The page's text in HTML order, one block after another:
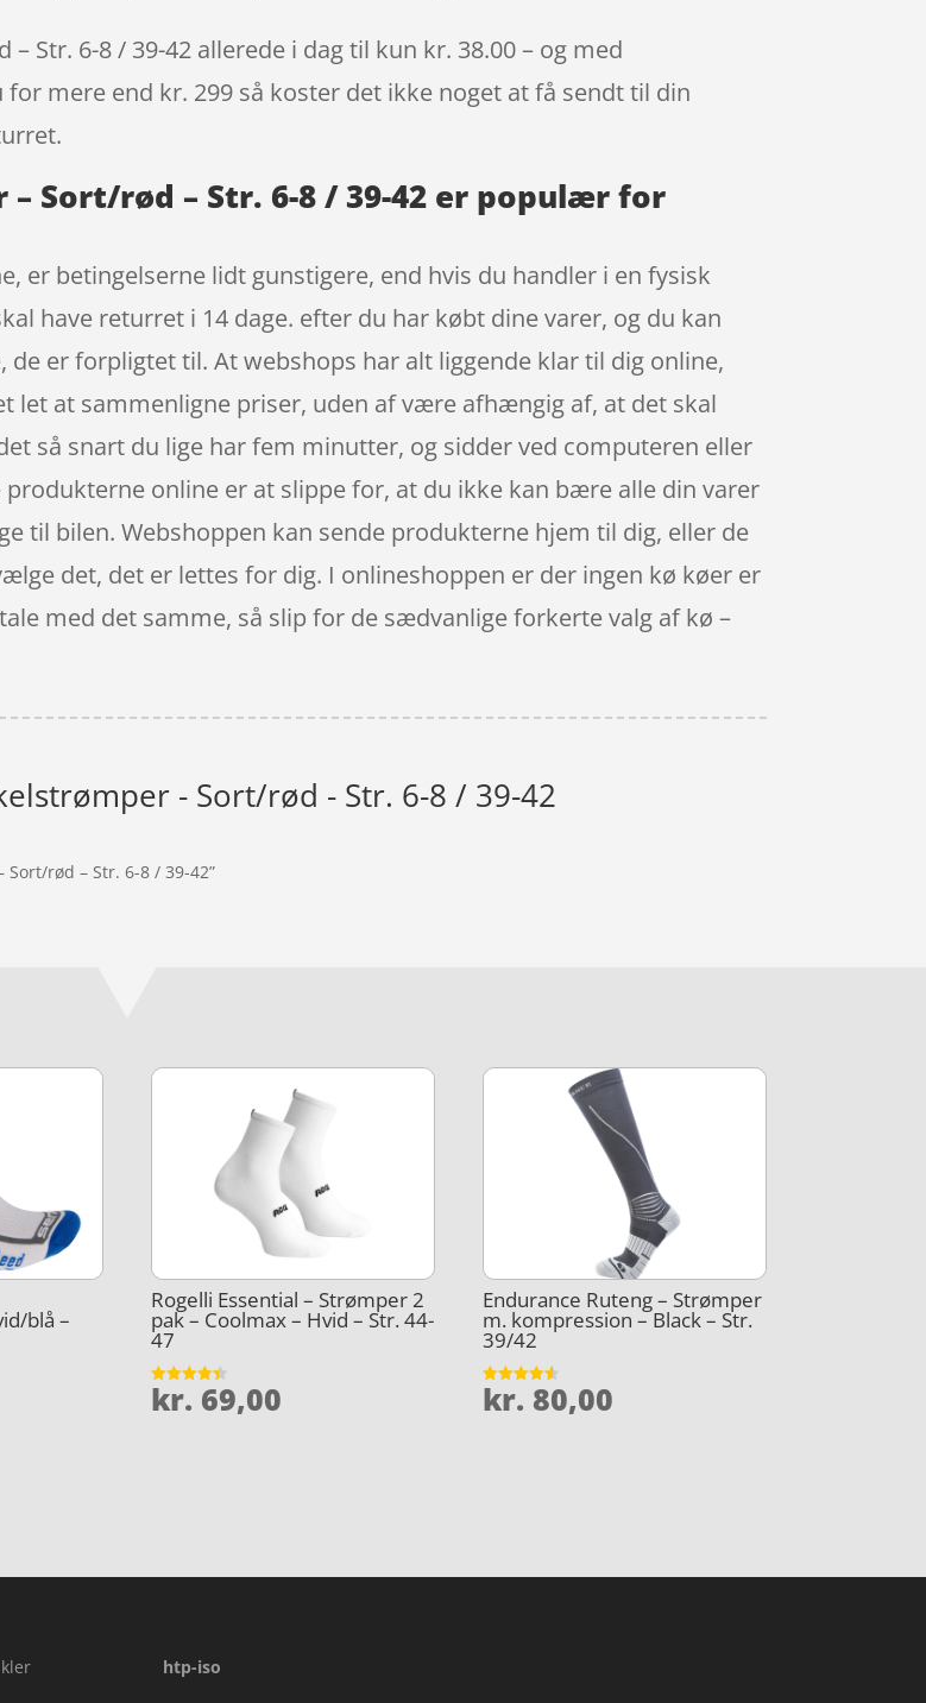
Str. 6-8 / 39-42 allerede i dag til kun kr. 38.00 – og med
mere end kr. 299 så koster det ikke noget at få sendt til din
– Sort/rød – Str. 6-8 / 39-42 er populær for
er betingelserne lidt gunstigere, end hvis du handler i en fysisk
have returret i 14 dage. efter du har købt dine varer, og du kan
er forpligtet til. At webshops har alt liggende klar til dig online,
let at sammenligne priser, uden af være afhængig af, at det skal
så snart du lige har fem minutter, og sidder ved computeren eller
online er at slippe for, at du ikke kan bære alle din varer
til bilen. Webshoppen kan sende produkterne hjem til dig, eller de
det, det er lettes for dig. I onlineshoppen er der ingen kø køer er
med det samme, så slip for de sædvanlige forkerte valg af kø –
- Sort/rød - Str. 6-8 / 39-42
rød – Str. 6-8 / 39-42”
blå –
Rogelli Essential – Strømper 2
pak – Coolmax – Hvid – Str. 44-
47
Vurderet
4.4
kr. 69,00
Endurance Ruteng – Strømper
m. kompression – Black – Str.
39/42
Vurderet
4.5
kr. 80,00
htp-iso